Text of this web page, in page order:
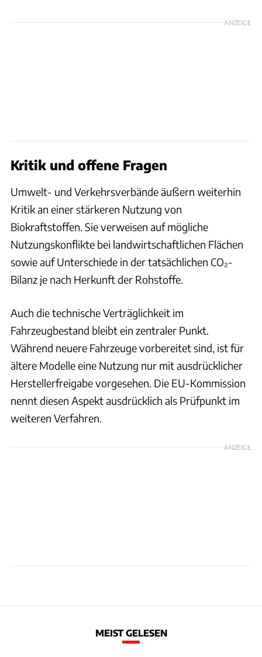
ANZEIGE
Kritik und offene Fragen
Umwelt- und Verkehrsverbände äußern weiterhin
Kritik an einer stärkeren Nutzung von
Biokraftstoffen. Sie verweisen auf mögliche
Nutzungskonflikte bei landwirtschaftlichen Flächen
sowie auf Unterschiede in der tatsächlichen CO₂-
Bilanz je nach Herkunft der Rohstoffe.
Auch die technische Verträglichkeit im
Fahrzeugbestand bleibt ein zentraler Punkt.
Während neuere Fahrzeuge vorbereitet sind, ist für
ältere Modelle eine Nutzung nur mit ausdrücklicher
Herstellerfreigabe vorgesehen. Die EU-Kommission
nennt diesen Aspekt ausdrücklich als Prüfpunkt im
weiteren Verfahren.
ANZEIGE
MEIST GELESEN